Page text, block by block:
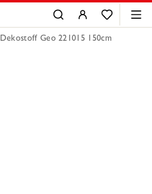
Dekostoff Geo 221015 150cm